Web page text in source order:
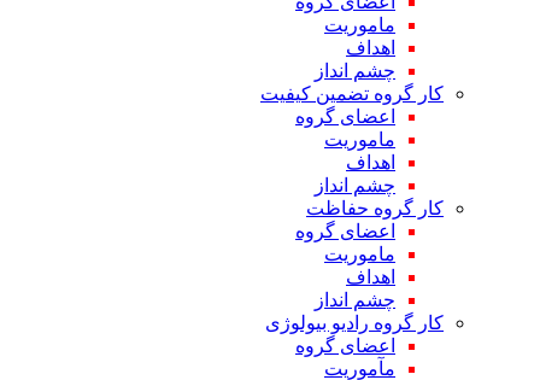
ماموریت
اهداف
چشم انداز
کار گروه تضمین کیفیت
اعضای گروه
ماموریت
اهداف
چشم انداز
کار گروه حفاظت
اعضای گروه
ماموریت
اهداف
چشم انداز
کار گروه رادیو بیولوژی
اعضای گروه
مآموریت